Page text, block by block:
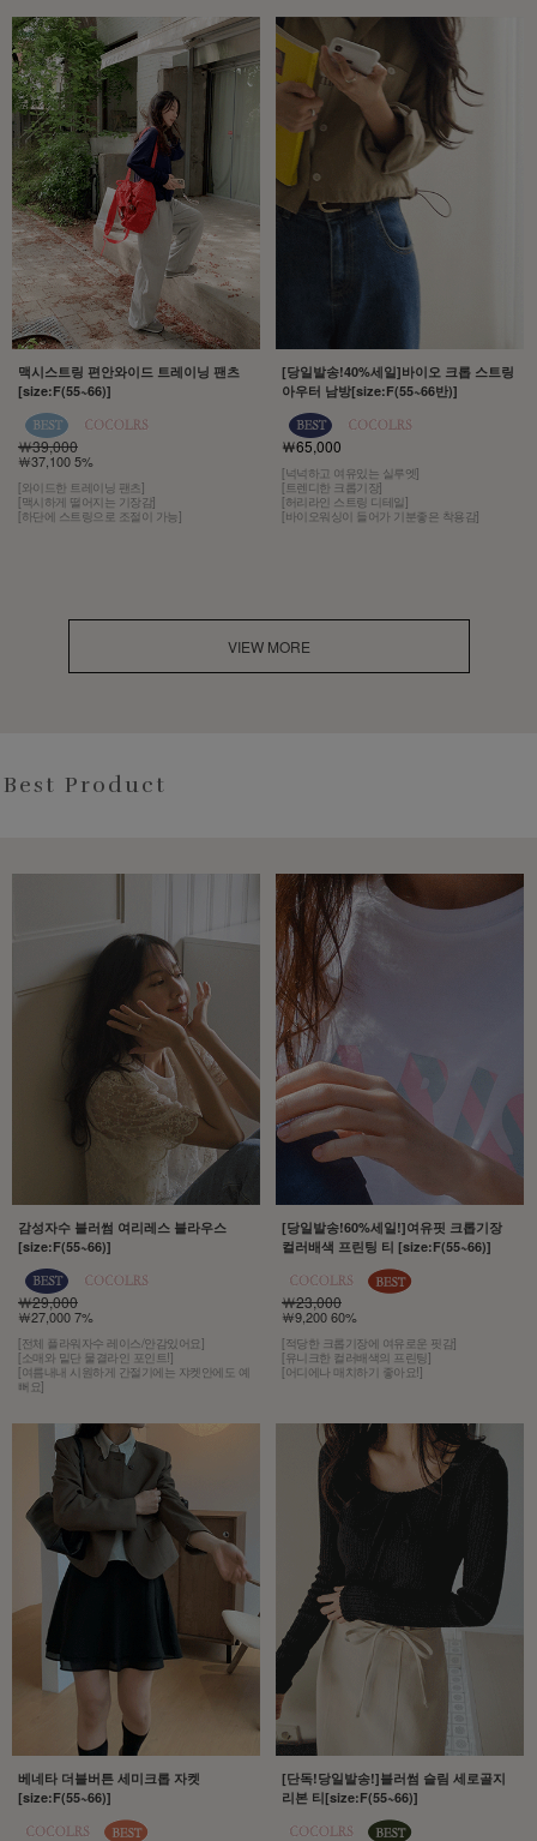
맥시스트링 편안와이드 트레이닝 팬츠
[size:F(55~66)]
￦39,000
￦37,100 5%
[와이드한 트레이닝 팬츠]
[맥시하게 떨어지는 기장감]
[하단에 스트링으로 조절이 가능]
[당일발송!40%세일]바이오 크롭 스트링
아우터 남방[size:F(55~66반)]
￦65,000
[넉넉하고 여유있는 실루엣]
[트렌디한 크롭기장]
[허리라인 스트링 디테일]
[바이오워싱이 들어가 기분좋은 착용감]
VIEW MORE
Best Product
감성자수 블러썸 여리레스 블라우스
[size:F(55~66)]
￦29,000
￦27,000 7%
[전체 플라워자수 레이스/안감있어요]
[소매와 밑단 물결라인 포인트!]
[여름내내 시원하게 간절기에는 쟈켓안에도 예
뻐요]
[당일발송!60%세일!]여유핏 크롭기장
컬러배색 프린팅 티 [size:F(55~66)]
￦23,000
￦9,200 60%
[적당한 크롭기장에 여유로운 핏감]
[유니크한 컬러배색의 프린팅]
[어디에나 매치하기 좋아요!]
베네타 더블버튼 세미크롭 자켓
[size:F(55~66)]
[단독!당일발송!]블러썸 슬림 세로골지
리본 티[size:F(55~66)]